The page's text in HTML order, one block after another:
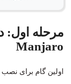
مرحله اول:
Manjaro
اولین گام برای